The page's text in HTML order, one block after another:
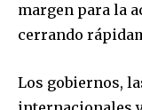
margen para la
cerrando
Los gobiernos,